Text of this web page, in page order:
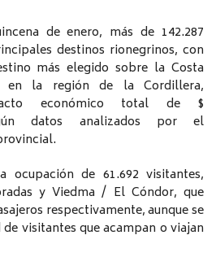
de enero, más de 142.287
destinos rionegrinos, con
más elegido sobre la Costa
en la región de la Cordillera,
económico total de $
datos analizados por el
ocupación de 61.692 visitantes,
y Viedma / El Cóndor, que
respectivamente, aunque se
visitantes que acampan o viajan